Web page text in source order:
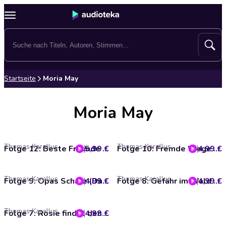
Startseite Moria May
Moria May
Folge 12: Beste Freunde (Das Original-Hörspiel zur TV-Serie)
Thomas Karallus 5,99 € Folge 10: Fremde Wege (Das Original-Hörspiel zur TV-Serie)
Thomas Karallus 4,99 €
Folge 9: Opas Schatz (Das Original-Hörspiel zur TV-Serie)
Thomas Karallus 4,99 € Folge 8: Gefahr im Wald (Das Original-Hörspiel zur TV-Serie)
Thomas Karallus 4,99 €
Folge 7: Rosie findet den Dieb (Das Original-Hörspiel zur TV-Serie)
Thomas Karallus 4,99 €